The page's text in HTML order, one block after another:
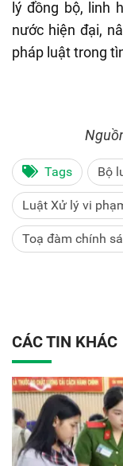
lý đồng bộ, linh
nước hiện đại,
pháp luật trong
Tags Bộ
Luật Xử lý vi
Toạ đàm chính
CÁC TIN KHÁC